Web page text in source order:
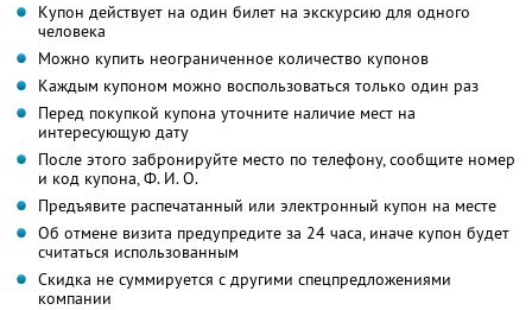
Купон действует на один билет на экскурсию для одного
человека
Можно купить неограниченное количество купонов
Каждым купоном можно воспользоваться только один раз
Перед покупкой купона уточните наличие мест на
интересующую дату
После этого забронируйте место по телефону, сообщите номер
и код купона, Ф. И. О.
Предъявите распечатанный или электронный купон на месте
Об отмене визита предупредите за 24 часа, иначе купон будет
считаться использованным
Скидка не суммируется с другими спецпредложениями
компании